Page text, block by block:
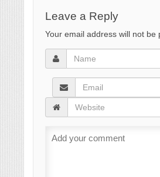
Leave a Reply
Your email address will not be